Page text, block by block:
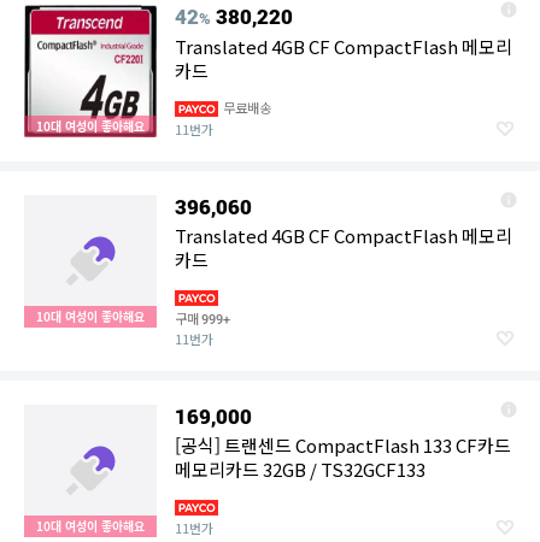
10대 여성이 좋아해요
42% 380,220
Translated 4GB CF CompactFlash 메모리
카드
무료배송
11번가
10대 여성이 좋아해요
396,060
Translated 4GB CF CompactFlash 메모리
카드
구매999+
11번가
10대 여성이 좋아해요
169,000
[공식] 트랜센드 CompactFlash 133 CF카드
메모리카드 32GB / TS32GCF133
11번가